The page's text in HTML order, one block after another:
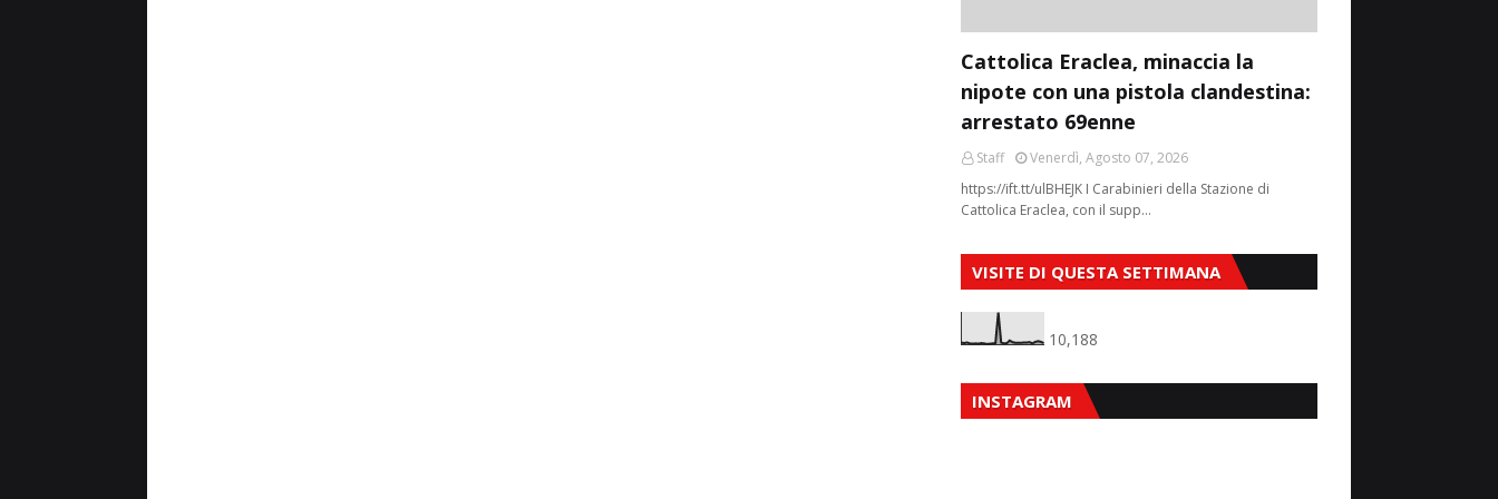
Cattolica Eraclea, minaccia la
nipote con una pistola clandestina:
arrestato 69enne
Staff
Venerdì, Agosto 07, 2026
https://ift.tt/ulBHEJK I Carabinieri della Stazione di
Cattolica Eraclea, con il supp…
VISITE DI QUESTA SETTIMANA
10,188
INSTAGRAM